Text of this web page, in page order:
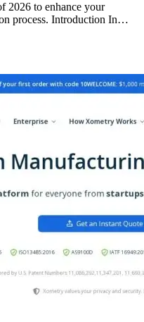
2026 to enhance your
process. Introduction In…